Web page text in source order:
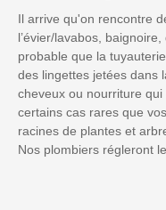
Il arrive qu'on rencontre
l’évier/lavabos,
probable que la
des lingettes jetées dans
cheveux ou nourriture
certains cas rares que
racines de plantes et
Nos plombiers régleront